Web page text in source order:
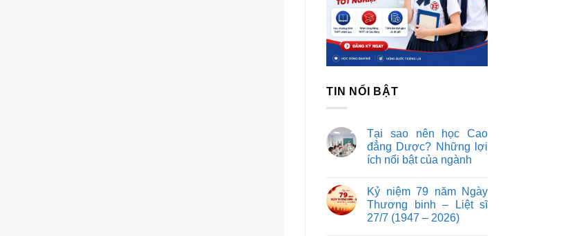
TIN NỔI BẬT
Tại sao nên học Cao
đẳng Dược? Những lợi
ích nổi bật của ngành
Kỷ niệm 79 năm Ngày
Thương binh – Liệt sĩ
27/7 (1947 – 2026)